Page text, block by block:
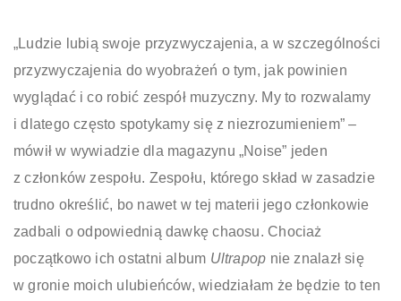
„Ludzie lubią swoje przyzwyczajenia, a w szczególności
przyzwyczajenia do wyobrażeń o tym, jak powinien
wyglądać i co robić zespół muzyczny. My to rozwalamy
i dlatego często spotykamy się z niezrozumieniem” –
mówił w wywiadzie dla magazynu „Noise” jeden
z członków zespołu. Zespołu, którego skład w zasadzie
trudno określić, bo nawet w tej materii jego członkowie
zadbali o odpowiednią dawkę chaosu. Chociaż
początkowo ich ostatni album Ultrapop nie znalazł się
w gronie moich ulubieńców, wiedziałam że będzie to ten